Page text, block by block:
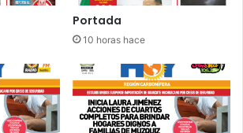
Portada
10 horas hace